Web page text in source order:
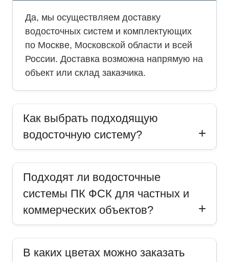
Да, мы осуществляем доставку
водосточных систем и комплектующих
по Москве, Московской области и всей
России. Доставка возможна напрямую на
объект или склад заказчика.
Как выбрать подходящую
водосточную систему?
Подходят ли водосточные
системы ПК ФСК для частных и
коммерческих объектов?
В каких цветах можно заказать